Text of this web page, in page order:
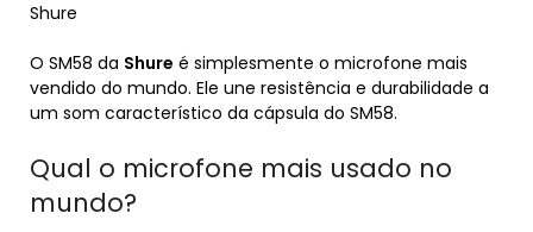
Shure
O SM58 da Shure é simplesmente o microfone mais
vendido do mundo. Ele une resistência e durabilidade a
um som característico da cápsula do SM58.
Qual o microfone mais usado no
mundo?